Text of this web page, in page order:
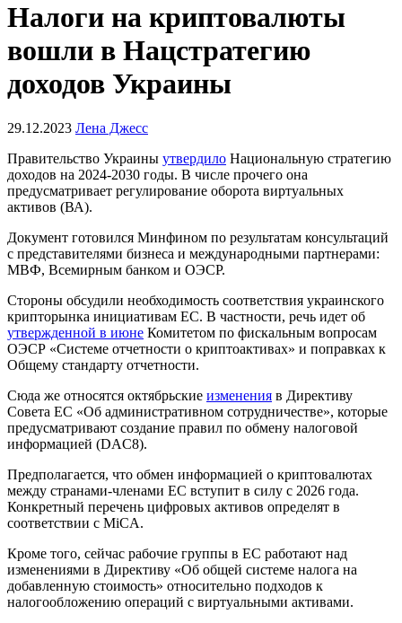
Налоги на криптовалюты
вошли в Нацстратегию
доходов Украины
29.12.2023 Лена Джесс
Правительство Украины утвердило Национальную стратегию
доходов на 2024-2030 годы. В числе прочего она
предусматривает регулирование оборота виртуальных
активов (ВА).
Документ готовился Минфином по результатам консультаций
с представителями бизнеса и международными партнерами:
МВФ, Всемирным банком и ОЭСР.
Стороны обсудили необходимость соответствия украинского
крипторынка инициативам ЕС. В частности, речь идет об
утвержденной в июне Комитетом по фискальным вопросам
ОЭСР «Системе отчетности о криптоактивах» и поправках к
Общему стандарту отчетности.
Сюда же относятся октябрьские изменения в Директиву
Совета ЕС «Об административном сотрудничестве», которые
предусматривают создание правил по обмену налоговой
информацией (DAC8).
Предполагается, что обмен информацией о криптовалютах
между странами-членами ЕС вступит в силу с 2026 года.
Конкретный перечень цифровых активов определят в
соответствии с MiCA.
Кроме того, сейчас рабочие группы в ЕС работают над
изменениями в Директиву «Об общей системе налога на
добавленную стоимость» относительно подходов к
налогообложению операций с виртуальными активами.